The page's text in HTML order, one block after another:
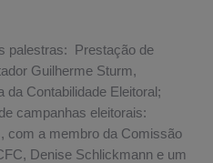
palestras: Prestação de
Guilherme Sturm,
da Contabilidade Eleitoral;
campanhas eleitorais:
com a membro da Comissão
Denise Schlickmann e um